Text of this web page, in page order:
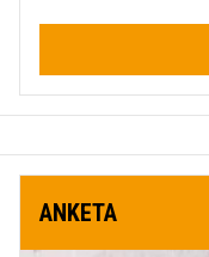
ANKETA